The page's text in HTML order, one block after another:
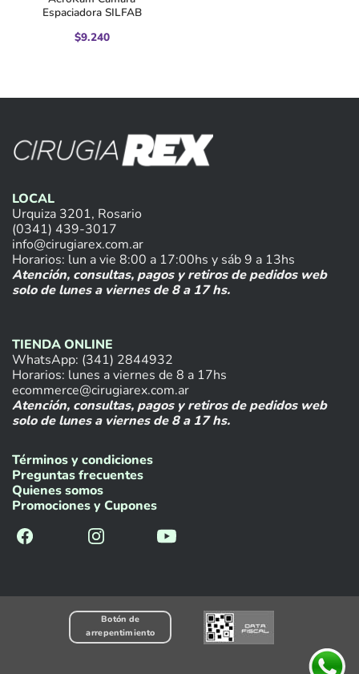
Espaciadora SILFAB
$9.240
LOCAL
Urquiza 3201, Rosario
(0341) 439-3017
info@cirugiarex.com.ar
Horarios: lun a vie 8:00 a 17:00hs y sáb 9 a 13hs
Atención, consultas, pagos y retiros de pedidos web
solo de lunes a viernes de 8 a 17 hs.
TIENDA ONLINE
WhatsApp: (341) 2844932
Horarios: lunes a viernes de 8 a 17hs
ecommerce@cirugiarex.com.ar
Atención, consultas, pagos y retiros de pedidos web
solo de lunes a viernes de 8 a 17 hs.
Términos y condiciones
Preguntas frecuentes
Quienes somos
Promociones y Cupones
Botón de
arrepentimiento